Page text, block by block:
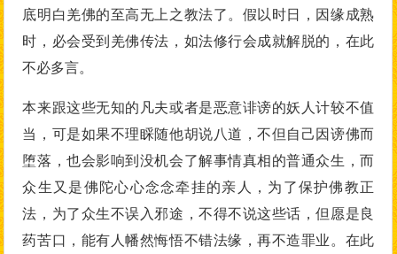
底明白羌佛的至高无上之教法了。假以时日，因缘成熟
时，必会受到羌佛传法，如法修行会成就解脱的，在此
不必多言。
本来跟这些无知的凡夫或者是恶意诽谤的妖人计较不值
当，可是如果不理睬随他胡说八道，不但自己因谤佛而
堕落，也会影响到没机会了解事情真相的普通众生，而
众生又是佛陀心心念念牵挂的亲人，为了保护佛教正
法，为了众生不误入邪途，不得不说这些话，但愿是良
药苦口，能有人幡然悔悟不错法缘，再不造罪业。在此